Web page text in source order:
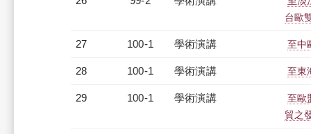
台歐
27 100-1 學術演講 至中
28 100-1 學術演講 至東
29 100-1 學術演講
至歐
貿之